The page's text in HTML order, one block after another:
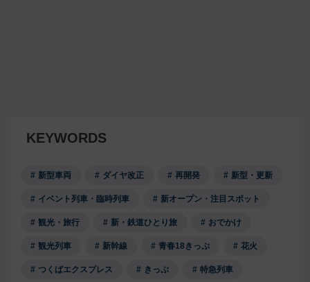
KEYWORDS
新型車両 ダイヤ改正 再開発 新型・更新
イベント列車・臨時列車 新オープン・注目スポット
観光・旅行 新・鉄道ひとり旅 おでかけ
観光列車 新幹線 青春18きっぷ 花火
つくばエクスプレス きっぷ 特急列車